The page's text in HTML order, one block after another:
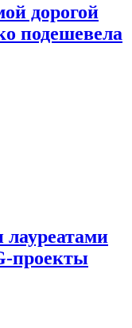
дорогой
подешевела
проекты